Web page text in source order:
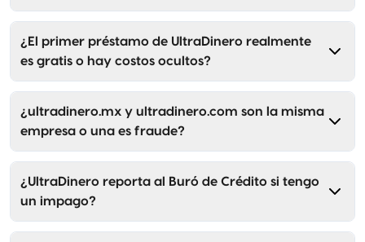
¿El primer préstamo de UltraDinero realmente
es gratis o hay costos ocultos?
¿ultradinero.mx y ultradinero.com son la misma
empresa o una es fraude?
¿UltraDinero reporta al Buró de Crédito si tengo
un impago?